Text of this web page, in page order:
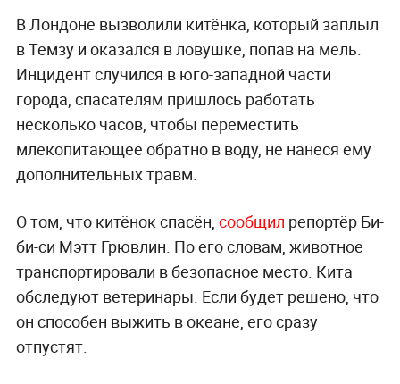
В Лондоне вызволили китёнка, который заплыл
в Темзу и оказался в ловушке, попав на мель.
Инцидент случился в юго-западной части
города, спасателям пришлось работать
несколько часов, чтобы переместить
млекопитающее обратно в воду, не нанеся ему
дополнительных травм.
О том, что китёнок спасён, сообщил репортёр Би-
би-си Мэтт Грювлин. По его словам, животное
транспортировали в безопасное место. Кита
обследуют ветеринары. Если будет решено, что
он способен выжить в океане, его сразу
отпустят.